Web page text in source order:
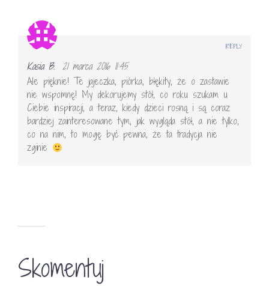
Kasia B. 21 marca 2016 11:45
Ale pięknie! Te jajeczka, piórka, błękity, że o zastawie
nie wspomnę! My dekorujemy stół, co roku szukam u
Ciebie inspiracji, a teraz, kiedy dzieci rosną i są coraz
bardziej zainteresowane tym, jak wygląda stół, a nie tylko,
co na nim, to mogę być pewna, że ta tradycja nie
zginie
REPLY
Skomentuj